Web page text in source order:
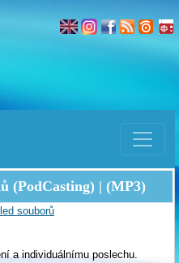
(PodCasting) | (MP3)
souborů
a individuálnímu poslechu.